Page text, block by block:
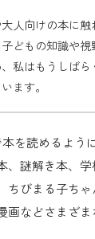
人向けの本に触
どもの知識や視
私はもうしばら
ます。
を読めるよう
、謎解き本、
ちびまる子ち
画などさまざま